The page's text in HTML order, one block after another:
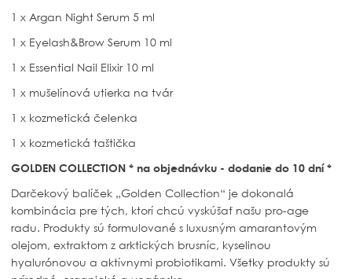
1 x Argan Night Serum 5 ml
1 x Eyelash&Brow Serum 10 ml
1 x Essential Nail Elixir 10 ml
1 x mušelínová utierka na tvár
1 x kozmetická čelenka
1 x kozmetická taštička
GOLDEN COLLECTION * na objednávku - dodanie do 10 dní *
Darčekový balíček „Golden Collection“ je dokonalá
kombinácia pre tých, ktorí chcú vyskúšať našu pro-age
radu. Produkty sú formulované s luxusným amarantovým
olejom, extraktom z arktických brusníc, kyselinou
hyalurónovou a aktívnymi probiotikami. Všetky produkty sú